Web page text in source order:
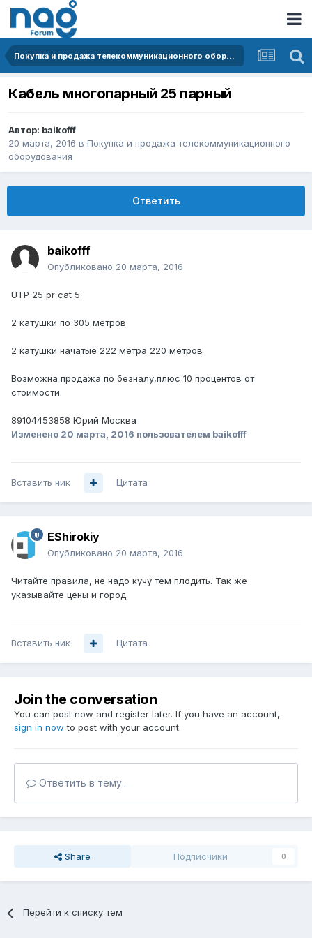
Покупка и продажа телекоммуникационного оборудования
Кабель многопарный 25 парный
Автор: baikofff
20 марта, 2016 в Покупка и продажа телекоммуникационного
оборудования
Ответить
baikofff
Опубликовано 20 марта, 2016
UTP 25 pr cat 5
2 катушки по 305 метров
2 катушки начатые 222 метра 220 метров
Возможна продажа по безналу,плюс 10 процентов от
стоимости.
89104453858 Юрий Москва
Изменено 20 марта, 2016 пользователем baikofff
Вставить ник Цитата
EShirokiy
Опубликовано 20 марта, 2016
Читайте правила, не надо кучу тем плодить. Так же
указывайте цены и город.
Вставить ник Цитата
Join the conversation
You can post now and register later. If you have an account,
sign in now to post with your account.
Ответить в тему...
Share Подписчики 0
Перейти к списку тем